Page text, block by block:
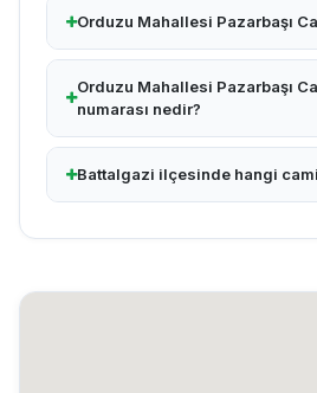
Orduzu Mahallesi Pazarbaşı
Orduzu Mahallesi Pazarbaşı
numarası nedir?
Battalgazi ilçesinde hangi